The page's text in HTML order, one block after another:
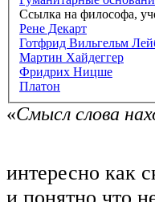
Ссылка на философа,
Рене Декарт
Готфрид Вильгельм
Мартин Хайдеггер
Фридрих Ницше
Платон
«Смысл слова
интересно как